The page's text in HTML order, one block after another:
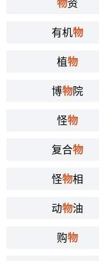
有机物
植物
博物院
怪物
复合物
怪物相
动物油
购物